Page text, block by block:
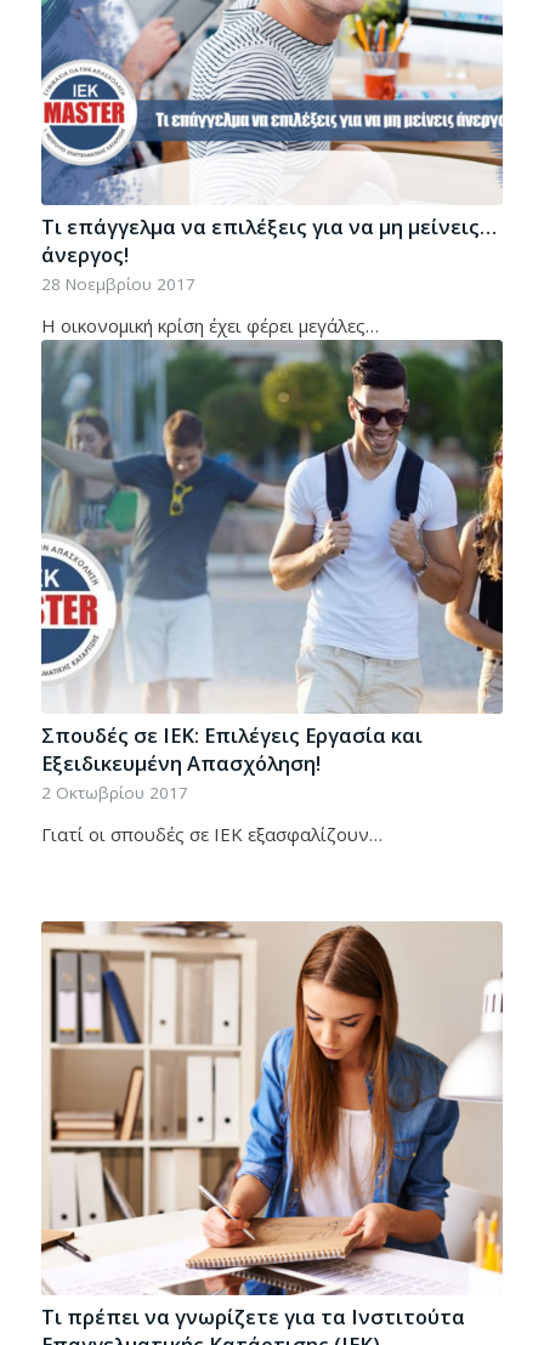
Τι επάγγελμα να επιλέξεις για να μη μείνεις…
άνεργος!
28 Νοεμβρίου 2017
Η οικονομική κρίση έχει φέρει μεγάλες…
Σπουδές σε ΙΕΚ: Επιλέγεις Εργασία και
Εξειδικευμένη Απασχόληση!
2 Οκτωβρίου 2017
Γιατί οι σπουδές σε ΙΕΚ εξασφαλίζουν…
Τι πρέπει να γνωρίζετε για τα Ινστιτούτα